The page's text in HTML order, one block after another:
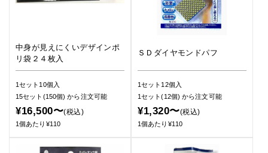
中身が見えにくいデザインポ
リ袋２４枚入
1セット10個入
15セット(150個)から注文可能
¥16,500〜(税込)
1個あたり¥110
ＳＤダイヤモンドパフ
1セット12個入
1セット(12個)から注文可能
¥1,320〜(税込)
1個あたり¥110